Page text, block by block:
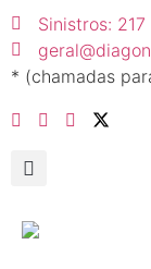
Sinistros:
* (chamadas